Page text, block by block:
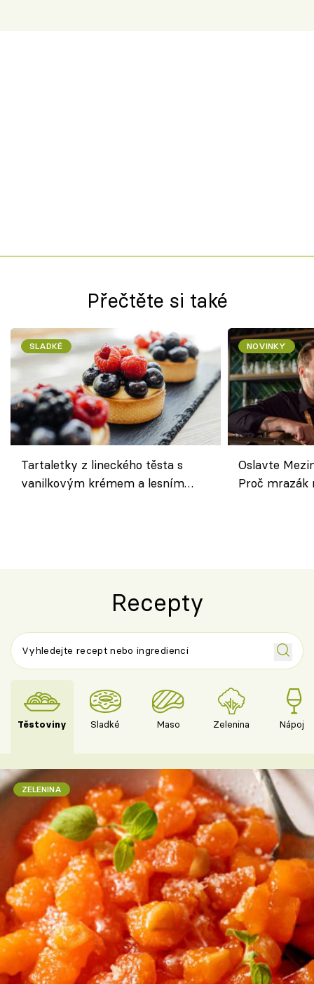
Přečtěte si také
SLADKÉ
Tartaletky z lineckého těsta s
vanilkovým krémem a lesním
NOVINKY
Oslavte
Proč
Recepty
Těstoviny Sladké Maso Zelenina Nápoje
ZELENINA